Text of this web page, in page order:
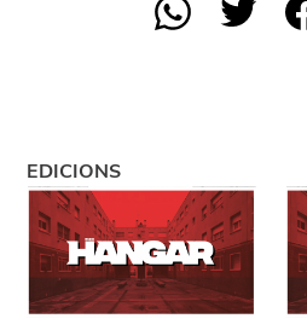
EDICIONS